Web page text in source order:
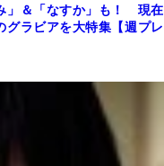
」＆「なすか」も！ 現在
グラビアを大特集【週プレ